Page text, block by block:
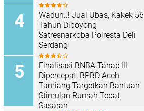
Waduh..! Jual Ubas, Kakek 56
Tahun Diboyong
Satresnarkoba Polresta Deli
Serdang
Finalisasi BNBA Tahap III
Dipercepat, BPBD Aceh
Tamiang Targetkan Bantuan
Stimulan Rumah Tepat
Sasaran